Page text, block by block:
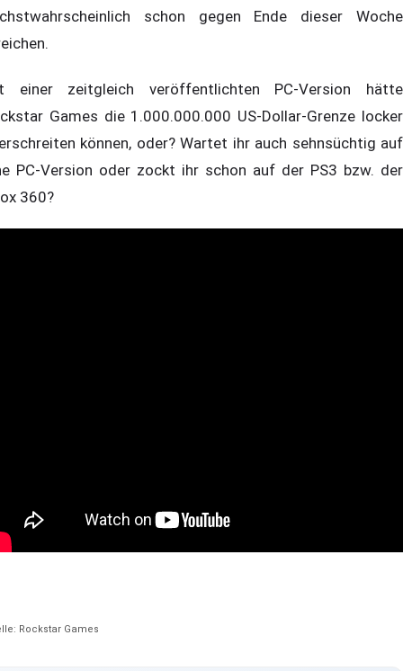
schon gegen Ende dieser Woche
einer zeitgleich veröffentlichten PC-Version hätte
Games die 1.000.000.000 US-Dollar-Grenze locker
können, oder? Wartet ihr auch sehnsüchtig auf
PC-Version oder zockt ihr schon auf der PS3 bzw. der
360?
Rockstar Games